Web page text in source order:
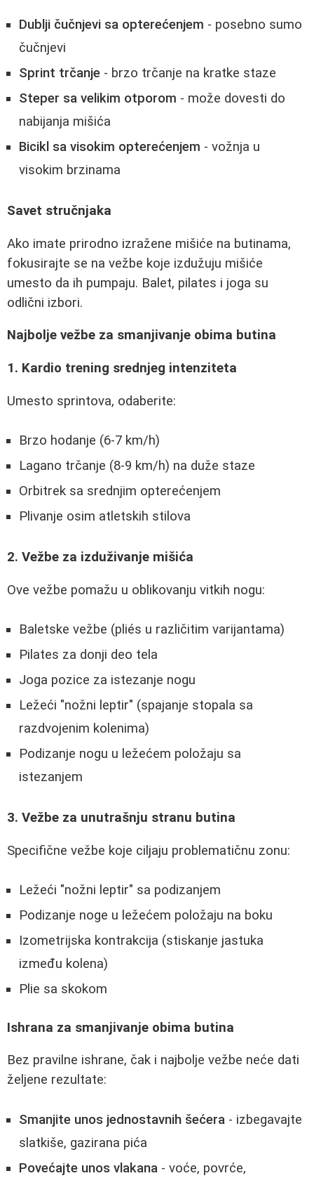
Dublji čučnjevi sa opterećenjem - posebno sumo
čučnjevi
Sprint trčanje - brzo trčanje na kratke staze
Steper sa velikim otporom - može dovesti do
nabijanja mišića
Bicikl sa visokim opterećenjem - vožnja u
visokim brzinama
Savet stručnjaka
Ako imate prirodno izražene mišiće na butinama,
fokusirajte se na vežbe koje izdužuju mišiće
umesto da ih pumpaju. Balet, pilates i joga su
odlični izbori.
Najbolje vežbe za smanjivanje obima butina
1. Kardio trening srednjeg intenziteta
Umesto sprintova, odaberite:
Brzo hodanje (6-7 km/h)
Lagano trčanje (8-9 km/h) na duže staze
Orbitrek sa srednjim opterećenjem
Plivanje osim atletskih stilova
2. Vežbe za izduživanje mišića
Ove vežbe pomažu u oblikovanju vitkih nogu:
Baletske vežbe (pliés u različitim varijantama)
Pilates za donji deo tela
Joga pozice za istezanje nogu
Ležeći "nožni leptir" (spajanje stopala sa
razdvojenim kolenima)
Podizanje nogu u ležećem položaju sa
istezanjem
3. Vežbe za unutrašnju stranu butina
Specifične vežbe koje ciljaju problematičnu zonu:
Ležeći "nožni leptir" sa podizanjem
Podizanje noge u ležećem položaju na boku
Izometrijska kontrakcija (stiskanje jastuka
između kolena)
Plie sa skokom
Ishrana za smanjivanje obima butina
Bez pravilne ishrane, čak i najbolje vežbe neće dati
željene rezultate:
Smanjite unos jednostavnih šećera - izbegavajte
slatkiše, gazirana pića
Povećajte unos vlakana - voće, povrće,